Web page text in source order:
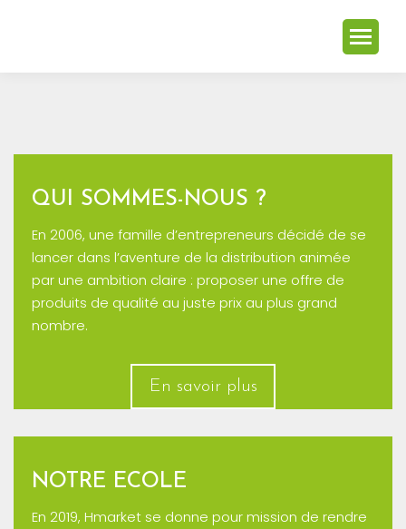
QUI SOMMES-NOUS ?
En 2006, une famille d’entrepreneurs décidé de se
lancer dans l’aventure de la distribution animée
par une ambition claire : proposer une offre de
produits de qualité au juste prix au plus grand
nombre.
En savoir plus
NOTRE ECOLE
En 2019, Hmarket se donne pour mission de rendre